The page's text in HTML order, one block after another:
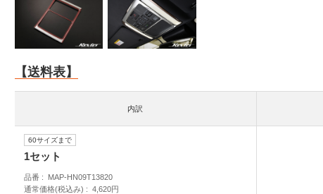
【送料表】
内訳
60サイズまで
1セット
品番
MAP-HN09T13820
通常価格(税込み)
4,620円